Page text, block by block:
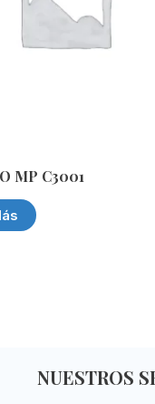
MP C3001
NUESTROS